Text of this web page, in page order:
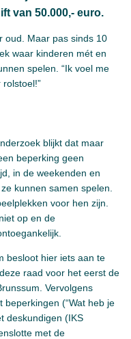
van 50.000,- euro.
oud. Maar pas sinds 10
waar kinderen mét en
spelen. “Ik voel me
blijkt dat maar
beperking geen
in de weekenden en
kunnen samen spelen.
voor hen zijn.
op en de
besloot hier iets aan te
raad voor het eerst de
Vervolgens
(“Wat heb je
deskundigen (IKS
met de